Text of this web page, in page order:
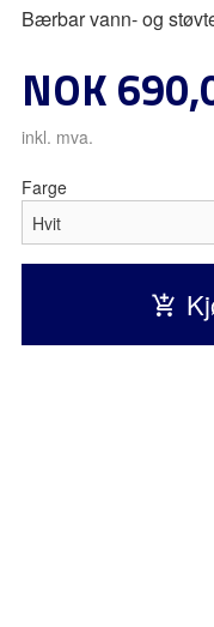
Next
Bærbar vann- og
Pris
NOK
inkl. mva.
Farge